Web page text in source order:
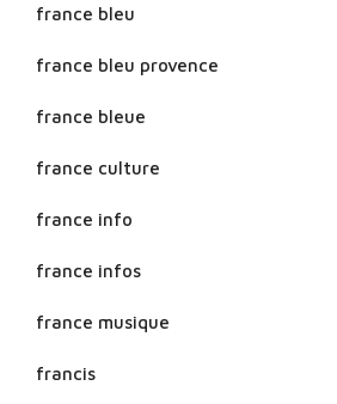
france bleu
france bleu provence
france bleue
france culture
france info
france infos
france musique
francis